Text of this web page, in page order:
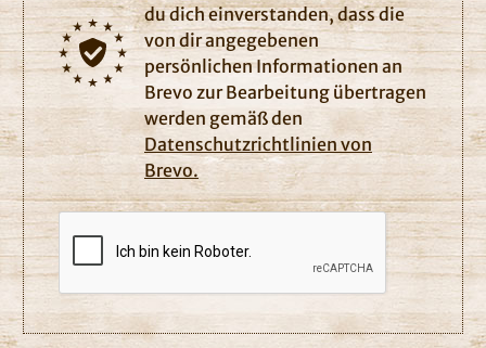
du dich einverstanden, dass die
von dir angegebenen
persönlichen Informationen an
Brevo zur Bearbeitung übertragen
werden gemäß den
Datenschutzrichtlinien von
Brevo.